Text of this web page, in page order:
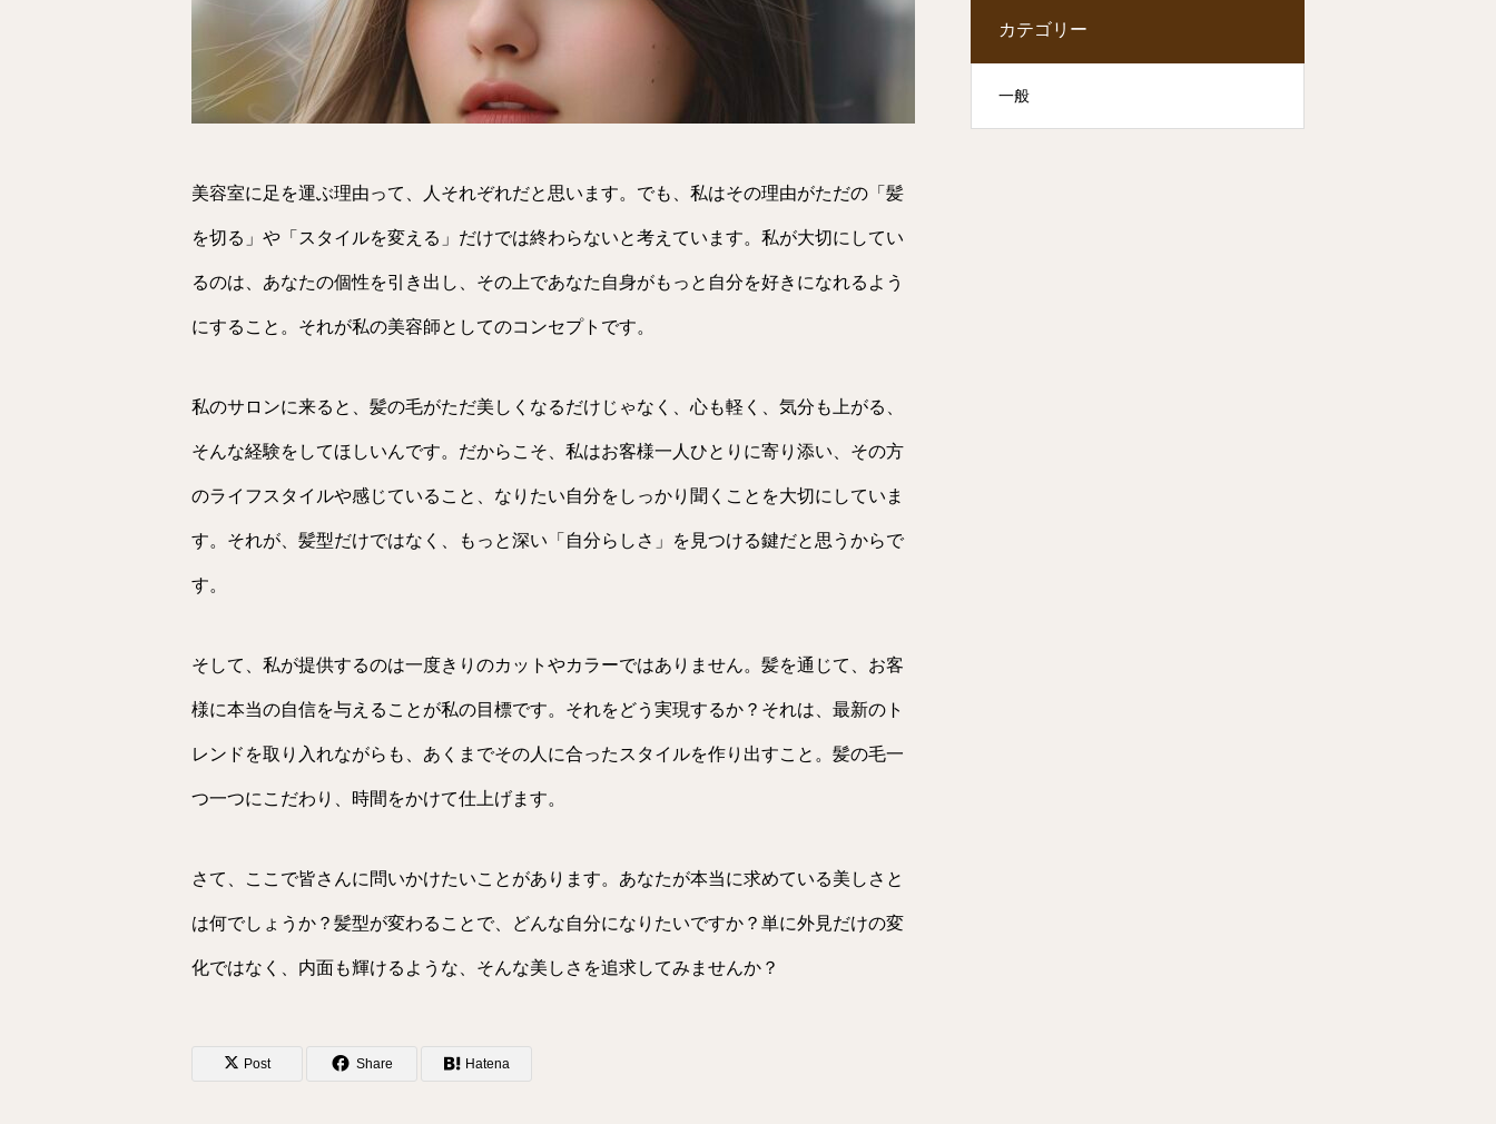
美容室に足を運ぶ理由って、人それぞれだと思います。でも、私はその理由がただの「髪
を切る」や「スタイルを変える」だけでは終わらないと考えています。私が大切にしてい
るのは、あなたの個性を引き出し、その上であなた自身がもっと自分を好きになれるよう
にすること。それが私の美容師としてのコンセプトです。
私のサロンに来ると、髪の毛がただ美しくなるだけじゃなく、心も軽く、気分も上がる、
そんな経験をしてほしいんです。だからこそ、私はお客様一人ひとりに寄り添い、その方
のライフスタイルや感じていること、なりたい自分をしっかり聞くことを大切にしていま
す。それが、髪型だけではなく、もっと深い「自分らしさ」を見つける鍵だと思うからで
す。
そして、私が提供するのは一度きりのカットやカラーではありません。髪を通じて、お客
様に本当の自信を与えることが私の目標です。それをどう実現するか？それは、最新のト
レンドを取り入れながらも、あくまでその人に合ったスタイルを作り出すこと。髪の毛一
つ一つにこだわり、時間をかけて仕上げます。
さて、ここで皆さんに問いかけたいことがあります。あなたが本当に求めている美しさと
は何でしょうか？髪型が変わることで、どんな自分になりたいですか？単に外見だけの変
化ではなく、内面も輝けるような、そんな美しさを追求してみませんか？
Post Share Hatena
カテゴリー
一般